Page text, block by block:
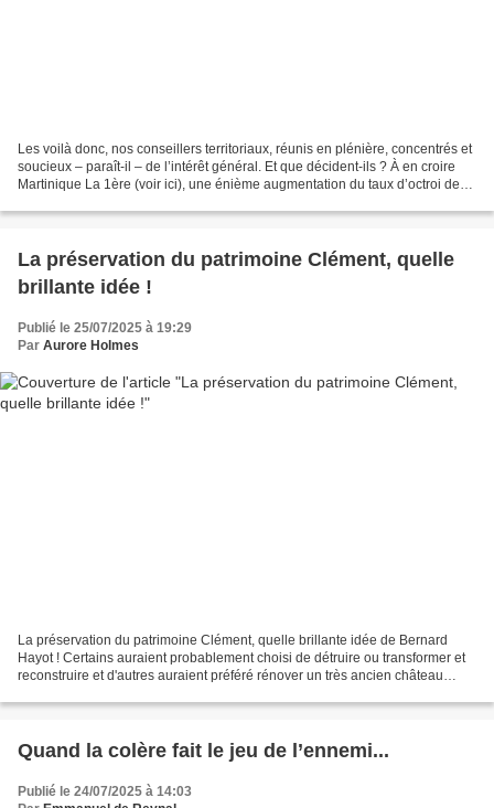
Les voilà donc, nos conseillers territoriaux, réunis en plénière, concentrés et
soucieux – paraît-il – de l’intérêt général. Et que décident-ils ? À en croire
Martinique La 1ère (voir ici), une énième augmentation du taux d’octroi de
La préservation du patrimoine Clément, quelle
brillante idée !
Publié le 25/07/2025 à 19:29
Par Aurore Holmes
La préservation du patrimoine Clément, quelle brillante idée de Bernard
Hayot ! Certains auraient probablement choisi de détruire ou transformer et
reconstruire et d'autres auraient préféré rénover un très ancien château
Quand la colère fait le jeu de l’ennemi...
Publié le 24/07/2025 à 14:03